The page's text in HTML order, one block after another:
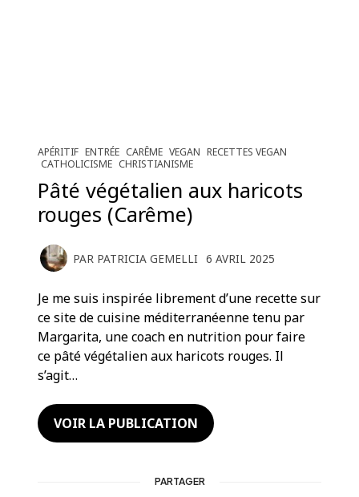
APÉRITIF ENTRÉE CARÊME VEGAN RECETTES VEGAN
CATHOLICISME CHRISTIANISME
Pâté végétalien aux haricots
rouges (Carême)
PAR PATRICIA GEMELLI 6 AVRIL 2025
Je me suis inspirée librement d’une recette sur
ce site de cuisine méditerranéenne tenu par
Margarita, une coach en nutrition pour faire
ce pâté végétalien aux haricots rouges. Il
s’agit…
VOIR LA PUBLICATION
PARTAGER